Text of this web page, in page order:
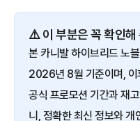
⚠️ 이 부분은 꼭 확인해
본 카니발 하이브리드 노
2026년 8월 기준이며, 이
공식 프로모션 기간과 재
니, 정확한 최신 정보와 개